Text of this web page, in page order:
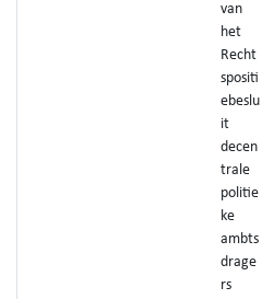
van
het
Recht
spositi
ebeslu
it
decen
trale
politie
ke
ambts
drage
rs